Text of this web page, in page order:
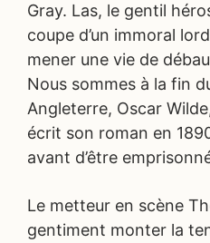
Gray. Las, le gentil
coupe d’un immoral
mener une vie de
Nous sommes à la fin
Angleterre, Oscar
écrit son roman en
avant d’être
Le metteur en scène
gentiment monter la